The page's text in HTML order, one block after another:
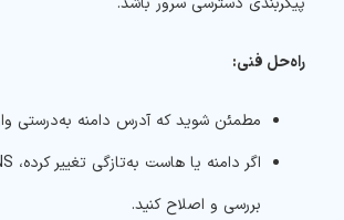
راه‌حل فنی:
مطمئن شوید که آدرس دامنه به‌درستی
بررسی و اصلاح کنید.